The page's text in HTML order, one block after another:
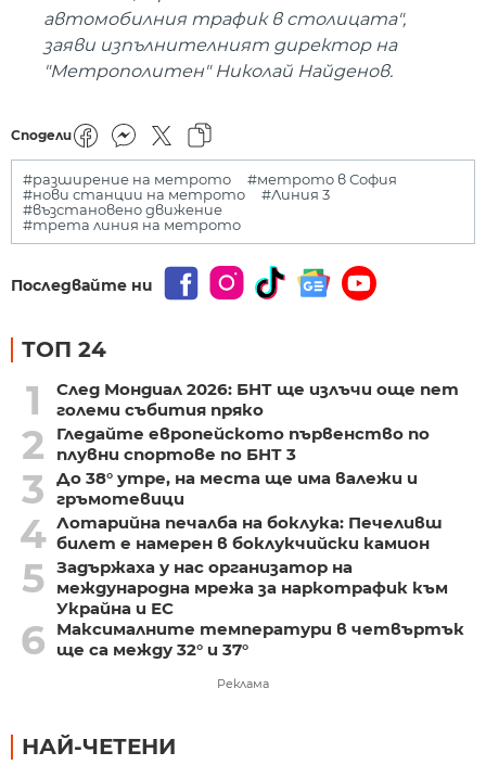
автомобилния трафик в столицата",
заяви изпълнителният директор на
"Метрополитен" Николай Найденов.
Сподели
#разширение на метрото
#метрото в София
#нови станции на метрото
#Линия 3
#възстановено движение
#трета линия на метрото
Последвайте ни
ТОП 24
1
След Мондиал 2026: БНТ ще излъчи още пет
големи събития пряко
2
Гледайте европейското първенство по
плувни спортове по БНТ 3
3
До 38° утре, на места ще има валежи и
гръмотевици
4 Лотарийна печалба на боклука: Печеливш
билет е намерен в боклукчийски камион
5 Задържаха у нас организатор на
международна мрежа за наркотрафик към
Украйна и ЕС
6
Максималните температури в четвъртък
ще са между 32° и 37°
Реклама
НАЙ-ЧЕТЕНИ